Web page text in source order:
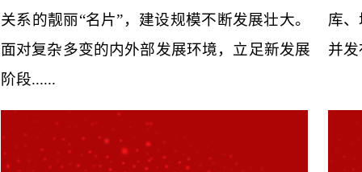
关系的靓丽“名片”，建设规模不断发展壮大。
面对复杂多变的内外部发展环境，立足新发展
阶段......
库
并